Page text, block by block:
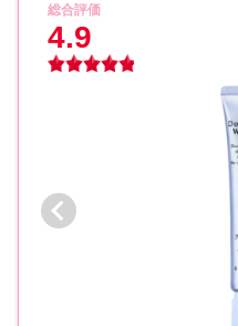
総合評価
4.9